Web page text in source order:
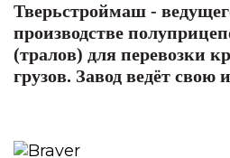
Тверьстроймаш -
производстве
(тралов) для перевозки
грузов. Завод ведёт свою